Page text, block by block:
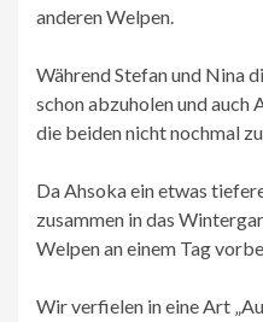
anderen Welpen.
Während Stefan und Nina
schon abzuholen und auch
die beiden nicht nochmal
Da Ahsoka ein etwas
zusammen in das
Welpen an einem Tag
Wir verfielen in eine Art